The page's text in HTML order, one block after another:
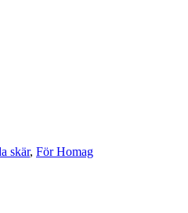
skär, För Homag